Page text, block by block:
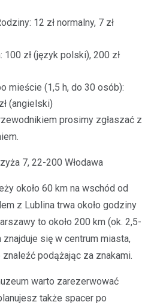
12 zł normalny, 7 zł
100 zł (język polski), 200 zł
mieście (1,5 h, do 30 osób):
(angielski)
prosimy zgłaszać z
7, 22-200 Włodawa
około 60 km na wschód od
z Lublina trwa około godziny
to około 200 km (ok. 2,5-
się w centrum miasta,
podążając za znakami.
warto zarezerwować
także spacer po